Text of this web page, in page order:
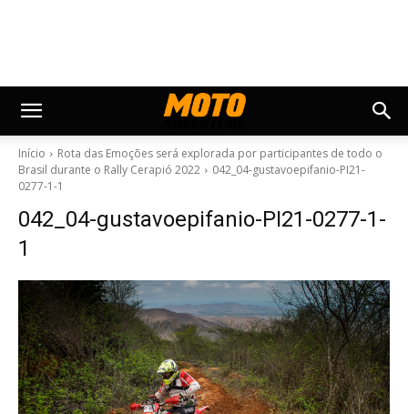
Início
Rota das Emoções será explorada por participantes de todo o
Brasil durante o Rally Cerapió 2022
042_04-gustavoepifanio-PI21-
0277-1-1
042_04-gustavoepifanio-PI21-0277-1-
1